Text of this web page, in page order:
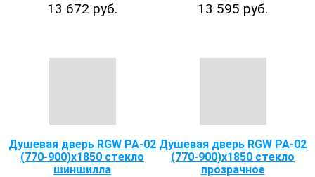
13 672 руб. 13 595 руб.
Душевая дверь RGW PA-02
(770-900)x1850 стекло
шиншилла
Душевая дверь RGW PA-02
(770-900)x1850 стекло
прозрачное